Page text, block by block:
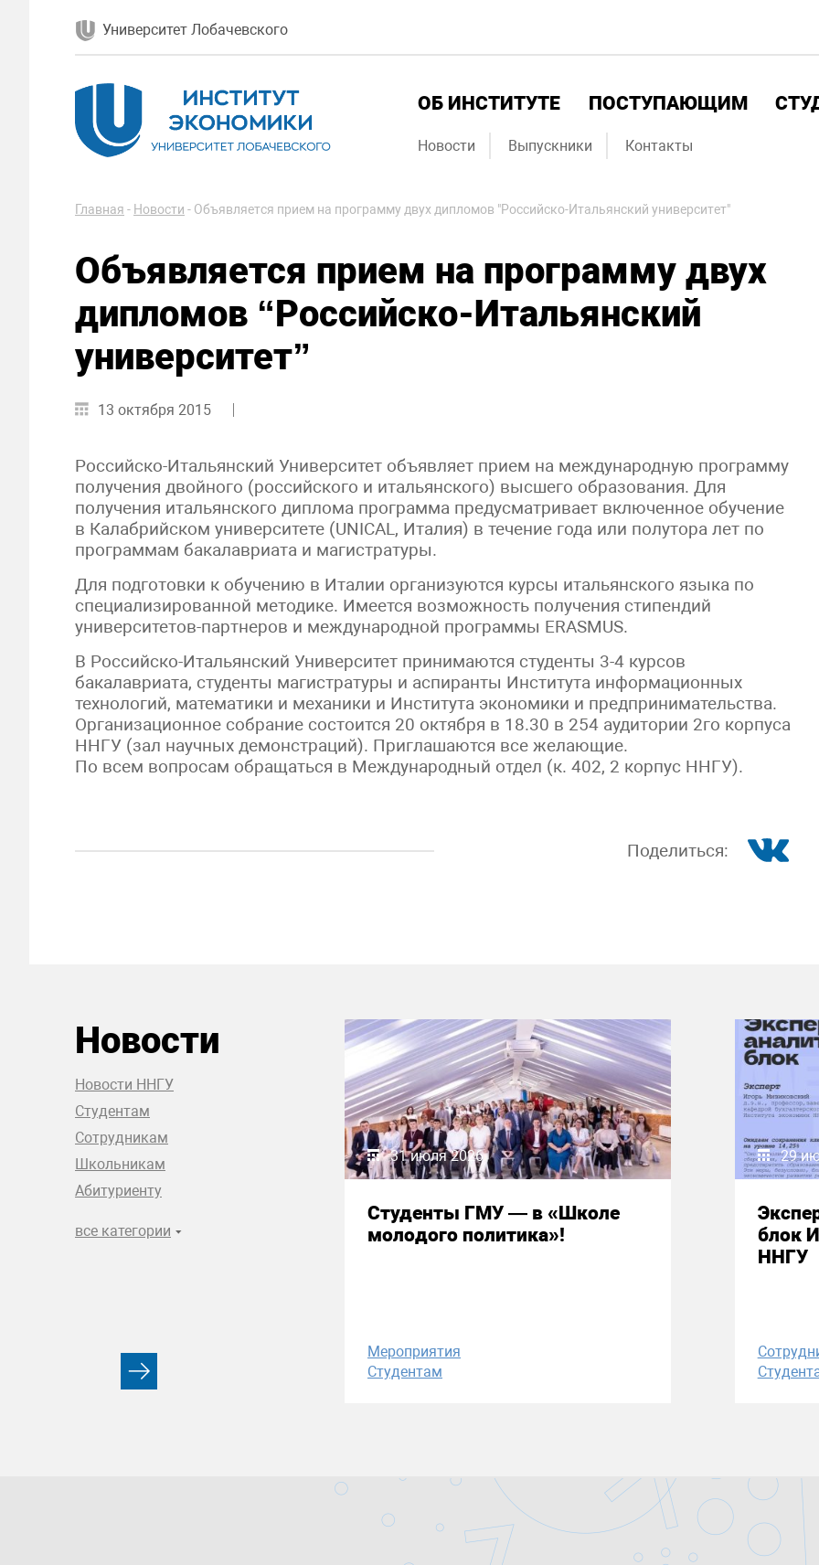
Университет Лобачевского
ОБ ИНСТИТУТЕ ПОСТУПАЮЩИМ
Новости Выпускники Контакты
Главная - Новости - Объявляется прием на программу двух дипломов "Российско-Итальянский университет"
Объявляется прием на программу двух
дипломов “Российско-Итальянский
университет”
13 октября 2015
Российско-Итальянский Университет объявляет прием на международную программу
получения двойного (российского и итальянского) высшего образования. Для
получения итальянского диплома программа предусматривает включенное обучение
в Калабрийском университете (UNICAL, Италия) в течение года или полутора лет по
программам бакалавриата и магистратуры.
Для подготовки к обучению в Италии организуются курсы итальянского языка по
специализированной методике. Имеется возможность получения стипендий
университетов-партнеров и международной программы ERASMUS.
В Российско-Итальянский Университет принимаются студенты 3-4 курсов
бакалавриата, студенты магистратуры и аспиранты Института информационных
технологий, математики и механики и Института экономики и предпринимательства.
Организационное собрание состоится 20 октября в 18.30 в 254 аудитории 2го корпуса
ННГУ (зал научных демонстраций). Приглашаются все желающие.
По всем вопросам обращаться в Международный отдел (к. 402, 2 корпус ННГУ).
Поделиться:
Новости
Новости ННГУ
Студентам
Сотрудникам
Школьникам
Абитуриенту
все категории
31 июля 2026
Студенты ГМУ — в «Школе
молодого политика»!
Мероприятия
Студентам
29
блок
ННГУ